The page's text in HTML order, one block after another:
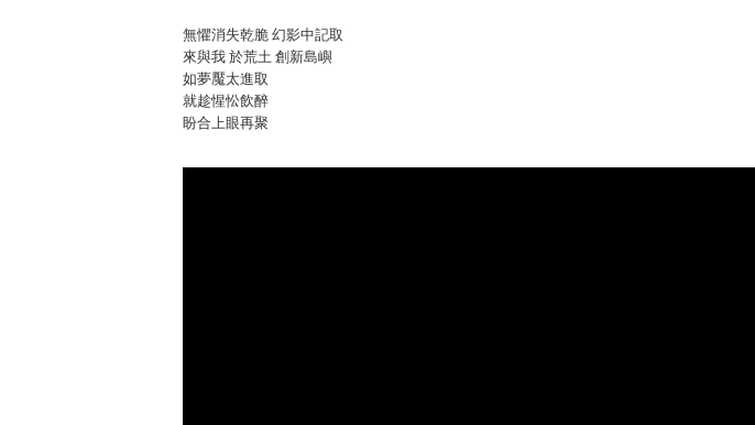
無懼消失乾脆 幻影中記取
來與我 於荒土 創新島嶼
如夢魘太進取
就趁惺忪飲醉
盼合上眼再聚